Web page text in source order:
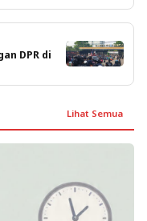
DPR di
Lihat Semua